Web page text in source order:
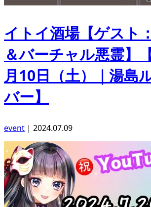
イトイ酒場【ゲスト
＆バーチャル悪霊】
月10日（土）｜湯島
バー】
event | 2024.07.09